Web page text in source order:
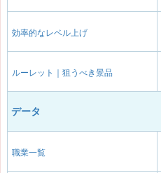
効率的なレベル上げ
ルーレット｜狙うべき景品
データ
職業一覧